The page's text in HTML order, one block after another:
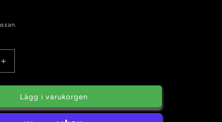
Öka
kvantitet
för
November
Lägg i varukorgen